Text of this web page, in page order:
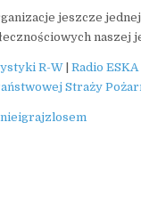
jeszcze
naszej
R-W Radio ESKA
Straży